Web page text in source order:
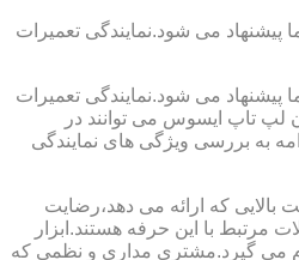
می شود.نمایندگی تعمیرات
می شود.نمایندگی تعمیرات
لپ تاپ ایسوس می توانند در
به بررسی ویژگی های نمایندگی
که ارائه می دهد،رضایت
مرتبط با این حرفه هستند.ابزار
می گیرد.مشتری مداری و نظمی که